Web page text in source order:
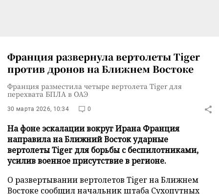
Франция развернула вертолеты Tiger
против дронов на Ближнем Востоке
Франция разместила четыре вертолета Tiger для
перехвата БПЛА в ОАЭ
30 марта 2026, 10:34 0
На фоне эскалации вокруг Ирана Франция
направила на Ближний Восток ударные
вертолеты Tiger для борьбы с беспилотниками,
усилив военное присутствие в регионе.
О развертывании вертолетов Tiger на Ближнем
Востоке сообщил начальник штаба Сухопутных